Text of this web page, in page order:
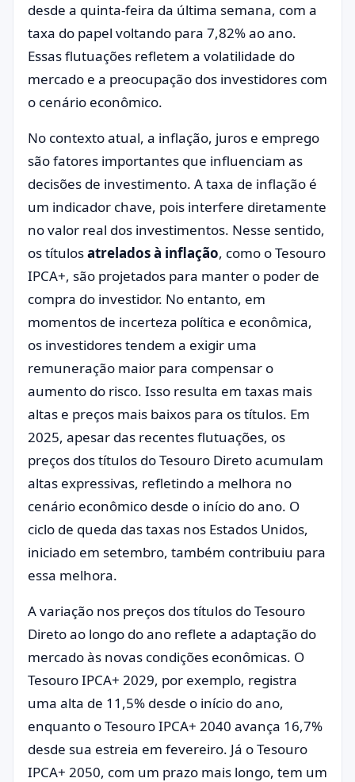
desde a quinta-feira da última semana, com a
taxa do papel voltando para 7,82% ao ano.
Essas flutuações refletem a volatilidade do
mercado e a preocupação dos investidores com
o cenário econômico.
No contexto atual, a inflação, juros e emprego
são fatores importantes que influenciam as
decisões de investimento. A taxa de inflação é
um indicador chave, pois interfere diretamente
no valor real dos investimentos. Nesse sentido,
os títulosatrelados à inflação, como o Tesouro
IPCA+, são projetados para manter o poder de
compra do investidor. No entanto, em
momentos de incerteza política e econômica,
os investidores tendem a exigir uma
remuneração maior para compensar o
aumento do risco. Isso resulta em taxas mais
altas e preços mais baixos para os títulos. Em
2025, apesar das recentes flutuações, os
preços dos títulos do Tesouro Direto acumulam
altas expressivas, refletindo a melhora no
cenário econômico desde o início do ano. O
ciclo de queda das taxas nos Estados Unidos,
iniciado em setembro, também contribuiu para
essa melhora.
A variação nos preços dos títulos do Tesouro
Direto ao longo do ano reflete a adaptação do
mercado às novas condições econômicas. O
Tesouro IPCA+ 2029, por exemplo, registra
uma alta de 11,5% desde o início do ano,
enquanto o Tesouro IPCA+ 2040 avança 16,7%
desde sua estreia em fevereiro. Já o Tesouro
IPCA+ 2050, com um prazo mais longo, tem um